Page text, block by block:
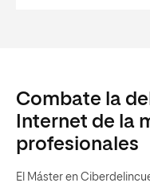
Combate la
Internet de la
profesionales
El Máster en